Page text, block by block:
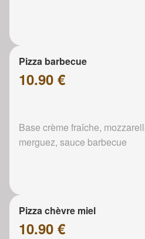
Pizza barbecue
10.90 €
Base crème fraîche,
merguez, sauce barbecue
Pizza chèvre miel
10.90 €